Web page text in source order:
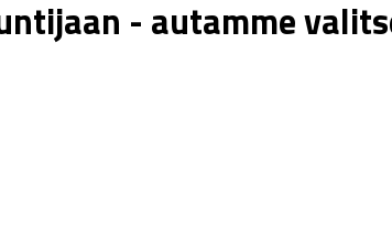
- autamme